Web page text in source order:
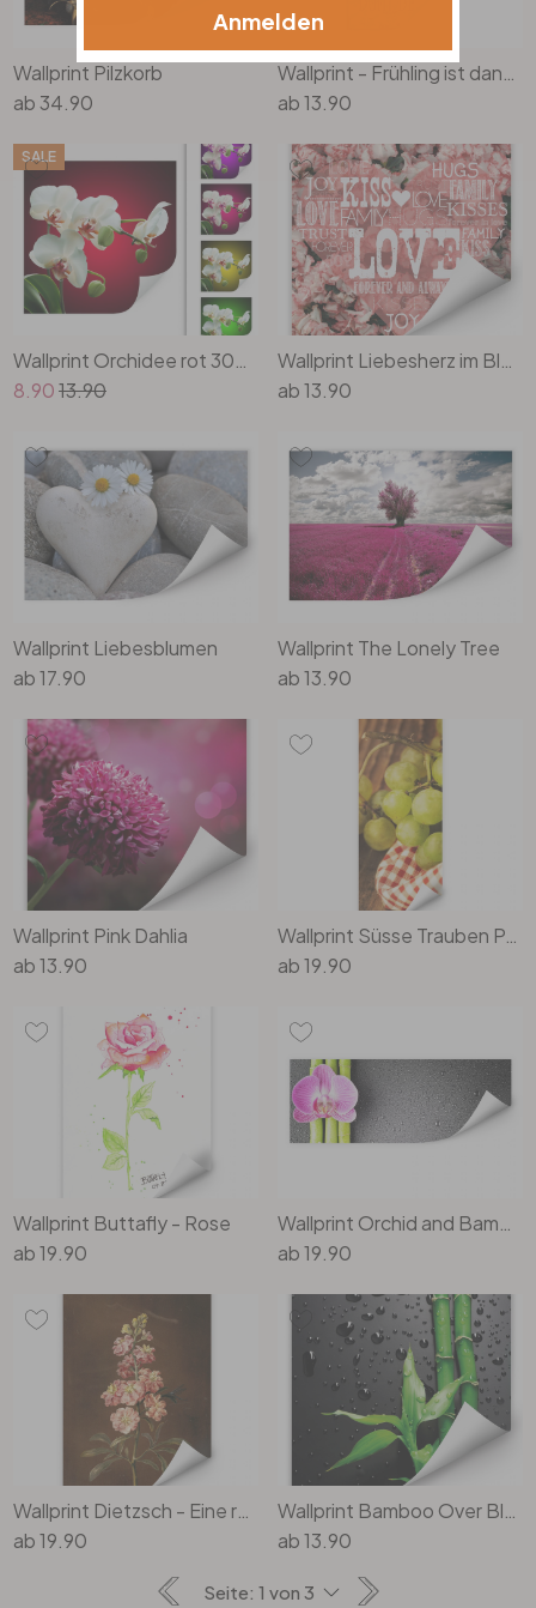
Wallprint Pilzkorb
ab34.90
Wallprint - Frühling ist dann, wenn man wieder bunt denkt
ab13.90
Wallprint Orchidee rot 30x30cm
8.9013.90
SALE
Wallprint Liebesherz im Blumenmeer - quadratisch
ab13.90
Wallprint Liebesblumen
ab17.90
Wallprint The Lonely Tree
ab13.90
Wallprint Pink Dahlia
ab13.90
Wallprint Süsse Trauben Panorama
ab19.90
Wallprint Buttafly - Rose
ab19.90
Wallprint Orchid and Bamboo - Panorama (horizontal)
ab19.90
Wallprint Dietzsch - Eine rosa Garten Levkkoje
ab19.90
Wallprint Bamboo Over Black - quadratisch
ab13.90
Anmelden